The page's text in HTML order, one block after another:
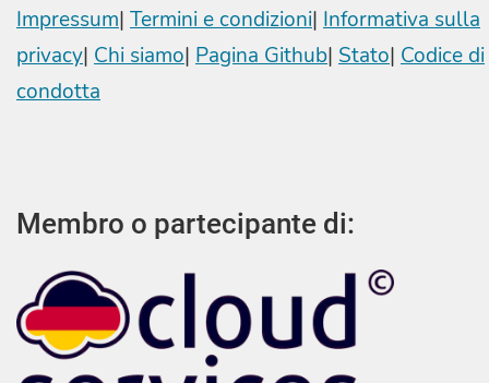
Impressum| Termini e condizioni| Informativa sulla
privacy| Chi siamo| Pagina Github| Stato| Codice di
condotta
Membro o partecipante di: